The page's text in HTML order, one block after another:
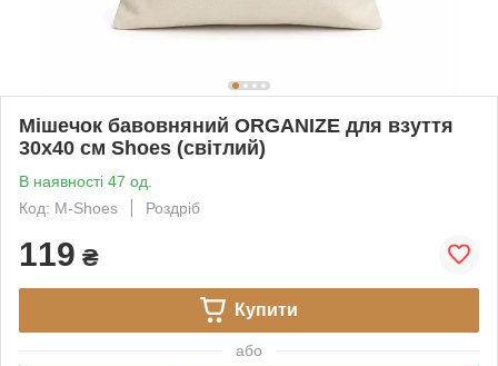
Мішечок бавовняний ORGANIZE для взуття
30х40 см Shoes (світлий)
В наявності 47 од.
Код: M-Shoes
Роздріб
119 ₴
Купити
або